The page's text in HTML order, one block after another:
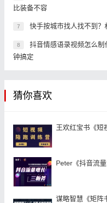
比装备不容
7 快手按城市找人找不到
8
抖音情感语录视频怎么
钟搞定
猜你喜欢
王欢红宝书《短
Peter《抖音流量
谋略智慧《矩阵